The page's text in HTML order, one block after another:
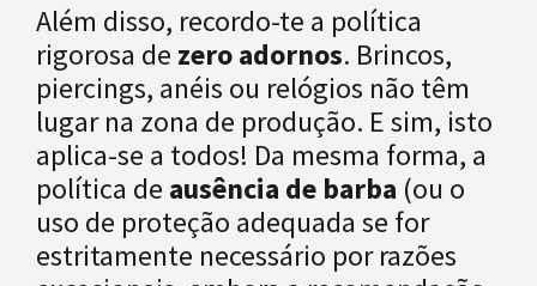
Além disso, recordo-te a política
rigorosa de zero adornos. Brincos,
piercings, anéis ou relógios não têm
lugar na zona de produção. E sim, isto
aplica-se a todos! Da mesma forma, a
política de ausência de barba (ou o
uso de proteção adequada se for
estritamente necessário por razões